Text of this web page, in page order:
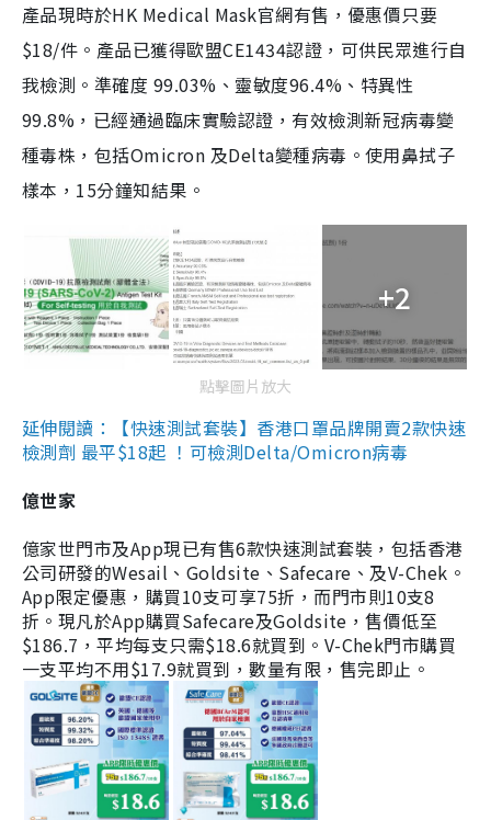
產品現時於HK Medical Mask官網有售，優惠價只要
$18/件。產品已獲得歐盟CE1434認證，可供民眾進行自
我檢測。準確度 99.03%、靈敏度96.4%、特異性
99.8%，已經通過臨床實驗認證，有效檢測新冠病毒變
種毒株，包括Omicron 及Delta變種病毒。使用鼻拭子
樣本，15分鐘知結果。
+2
點擊圖片放大
延伸閱讀：【快速測試套裝】香港口罩品牌開賣2款快速
檢測劑 最平$18起 ！可檢測Delta/Omicron病毒
億世家
億家世門市及App現已有售6款快速測試套裝，包括香港
公司研發的Wesail、Goldsite、Safecare、及V-Chek。
App限定優惠，購買10支可享75折，而門市則10支8
折。現凡於App購買Safecare及Goldsite，售價低至
$186.7，平均每支只需$18.6就買到。V-Chek門市購買
一支平均不用$17.9就買到，數量有限，售完即止。